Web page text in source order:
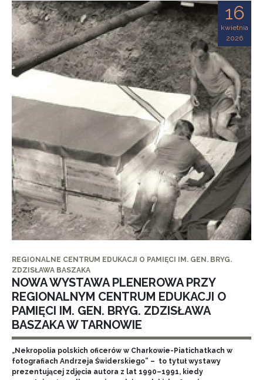
16
kwietnia
2026
REGIONALNE CENTRUM EDUKACJI O PAMIĘCI IM. GEN. BRYG.
ZDZISŁAWA BASZAKA
NOWA WYSTAWA PLENEROWA PRZY
REGIONALNYM CENTRUM EDUKACJI O
PAMIĘCI IM. GEN. BRYG. ZDZISŁAWA
BASZAKA W TARNOWIE
„Nekropolia polskich oficerów w Charkowie-Piatichatkach w
fotografiach Andrzeja Świderskiego” – to tytuł wystawy
prezentującej zdjęcia autora z lat 1990–1991, kiedy